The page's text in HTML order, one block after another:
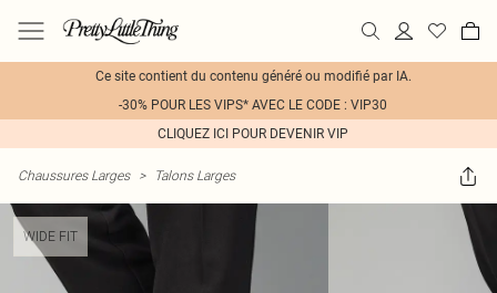
Ce site contient du contenu généré ou modifié par IA.
-30% POUR LES VIPS* AVEC LE CODE : VIP30
CLIQUEZ ICI POUR DEVENIR VIP
Chaussures Larges > Talons Larges
WIDE FIT